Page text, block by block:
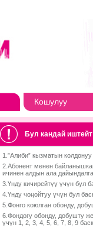
Кошулуу
Бул кандай иштейт